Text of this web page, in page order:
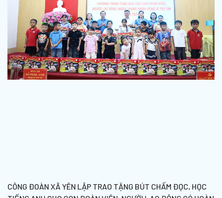
CÔNG ĐOÀN XÃ YÊN LẬP TRAO TẶNG BÚT CHẤM ĐỌC, HỌC